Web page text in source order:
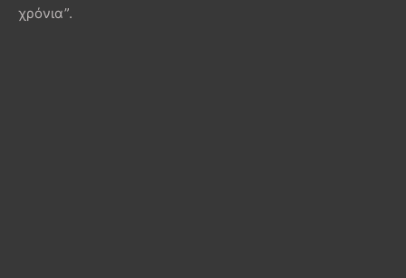
χρόνια”.